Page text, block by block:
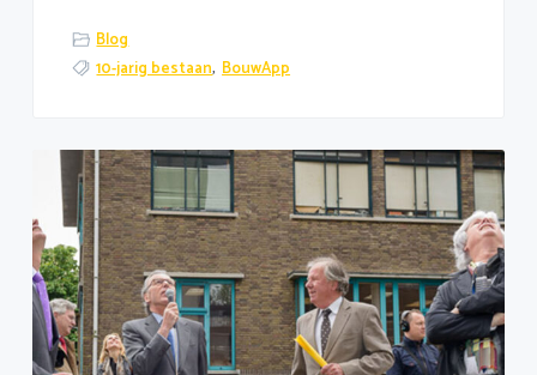
Blog
10-jarig bestaan, BouwApp